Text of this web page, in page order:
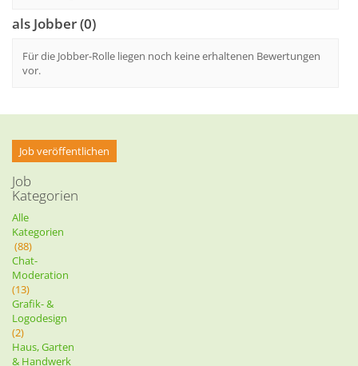
als Jobber (0)
Für die Jobber-Rolle liegen noch keine erhaltenen Bewertungen
vor.
Job veröffentlichen
Job
Kategorien
Alle
Kategorien
(88)
Chat-
Moderation
(13)
Grafik- &
Logodesign
(2)
Haus, Garten
& Handwerk